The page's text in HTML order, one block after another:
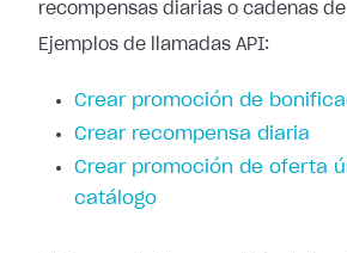
recompensas diarias o cadenas
Ejemplos de llamadas API:
Crear promoción de
Crear recompensa diaria
Crear promoción de oferta
catálogo